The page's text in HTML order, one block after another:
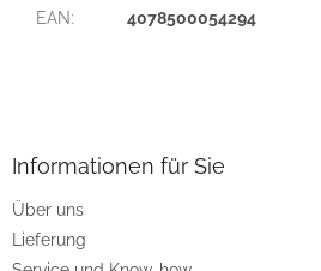
EAN: 4078500054294
Informationen für Sie
Über uns
Lieferung